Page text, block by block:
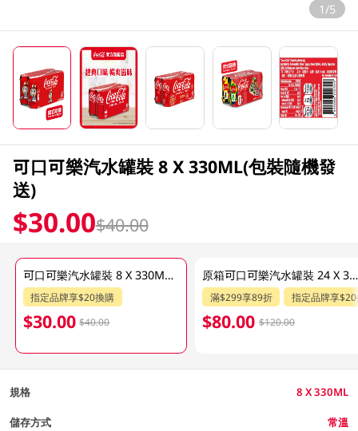
1/5
可口可樂汽水罐裝 8 X 330ML(包裝隨機發
送)
$30.00$40.00
可口可樂汽水罐裝 8 X 330ML(包裝隨機發送)
指定品牌享$20換購
$30.00 $40.00
原箱可口可樂汽水罐裝 24 X 330ML (包裝隨機發送)
滿$299享89折 指定品牌享
$80.00 $120.00
規格 8 X 330ML
儲存方式 常溫